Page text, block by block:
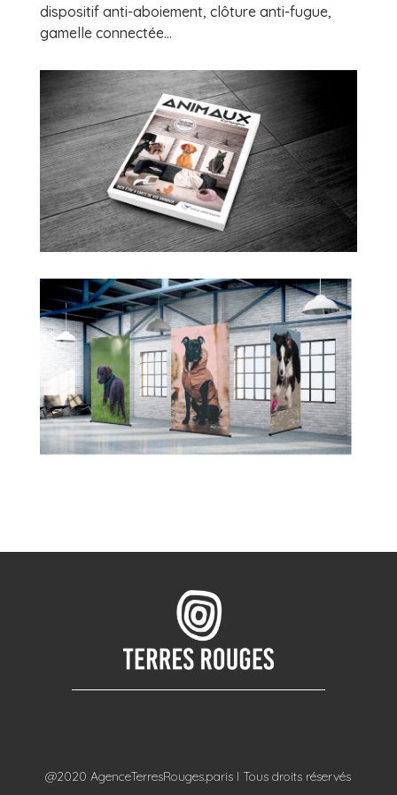
dispositif anti-aboiement, clôture anti-fugue,
gamelle connectée…
@2020 AgenceTerresRouges.paris I Tous droits réservés